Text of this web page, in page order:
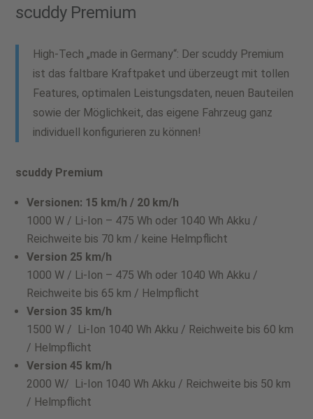
scuddy Premium
High-Tech „made in Germany“: Der scuddy Premium
ist das faltbare Kraftpaket und überzeugt mit tollen
Features, optimalen Leistungsdaten, neuen Bauteilen
sowie der Möglichkeit, das eigene Fahrzeug ganz
individuell konfigurieren zu können!
scuddy Premium
Versionen: 15 km/h / 20 km/h
1000 W / Li-Ion – 475 Wh oder 1040 Wh Akku /
Reichweite bis 70 km / keine Helmpflicht
Version 25 km/h
1000 W / Li-Ion – 475 Wh oder 1040 Wh Akku /
Reichweite bis 65 km / Helmpflicht
Version 35 km/h
1500 W / Li-Ion 1040 Wh Akku / Reichweite bis 60 km
/ Helmpflicht
Version 45 km/h
2000 W/ Li-Ion 1040 Wh Akku / Reichweite bis 50 km
/ Helmpflicht